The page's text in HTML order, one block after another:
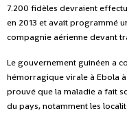
7.200 fidèles devraient
en 2013 et avait programmé
compagnie aérienne devant
Le gouvernement guinéen a
hémorragique virale à Ebola
prouvé que la maladie a fait
du pays, notamment les